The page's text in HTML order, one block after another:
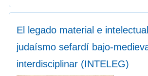
El legado material e
judaísmo sefardí bajo-
interdisciplinar (INTELEG)